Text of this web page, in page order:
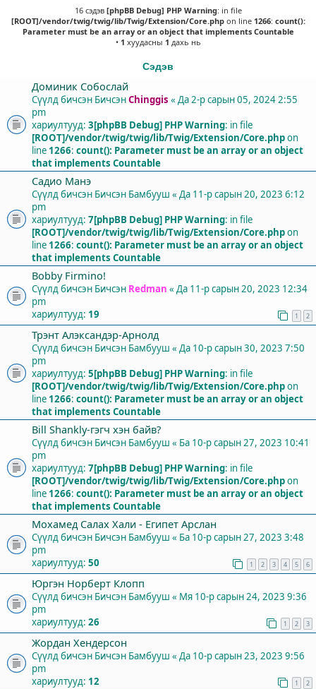
16 сэдэв [phpBB Debug] PHP Warning: in file
[ROOT]/vendor/twig/twig/lib/Twig/Extension/Core.phpon line 1266: count():
Parameter must be an array or an object that implements Countable
• 1 хуудасны 1 дахь нь
Сэдэв
Доминик Собослай
Сүүлд бичсэн БичсэнChinggis « Да 2-р сарын 05, 2024 2:55
pm
хариултууд: 3[phpBB Debug] PHP Warning: in file
[ROOT]/vendor/twig/twig/lib/Twig/Extension/Core.phpon
line 1266: count(): Parameter must be an array or an object
that implements Countable
Садио Манэ
Сүүлд бичсэн Бичсэн Бамбууш « Да 11-р сарын 20, 2023 6:12
pm
хариултууд: 7[phpBB Debug] PHP Warning: in file
[ROOT]/vendor/twig/twig/lib/Twig/Extension/Core.phpon
line 1266: count(): Parameter must be an array or an object
that implements Countable
Bobby Firmino!
Сүүлд бичсэн Бичсэн Redman « Да 11-р сарын 20, 2023 12:34
pm
хариултууд: 19 1 2
Трэнт Алэксандэр-Арнолд
Сүүлд бичсэн Бичсэн Бамбууш « Да 10-р сарын 30, 2023 7:50
pm
хариултууд: 5[phpBB Debug] PHP Warning: in file
[ROOT]/vendor/twig/twig/lib/Twig/Extension/Core.phpon
line 1266: count(): Parameter must be an array or an object
that implements Countable
Bill Shankly-гэгч хэн байв?
Сүүлд бичсэн Бичсэн Бамбууш « Ба 10-р сарын 27, 2023 10:41
pm
хариултууд: 7[phpBB Debug] PHP Warning: in file
[ROOT]/vendor/twig/twig/lib/Twig/Extension/Core.phpon
line 1266: count(): Parameter must be an array or an object
that implements Countable
Мохамед Салах Хали - Египет Арслан
Сүүлд бичсэн Бичсэн Бамбууш « Ба 10-р сарын 27, 2023 3:48
pm
хариултууд: 50 1 2 3 4 5 6
Юргэн Норберт Клопп
Сүүлд бичсэн Бичсэн Бамбууш « Мя 10-р сарын 24, 2023 9:36
pm
хариултууд: 26 1 2 3
Жордан Хендерсон
Сүүлд бичсэн Бичсэн Бамбууш « Да 10-р сарын 23, 2023 9:56
pm
хариултууд: 12 1 2